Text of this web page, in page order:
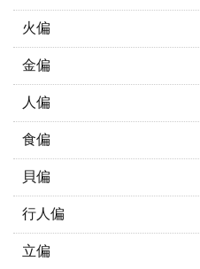
火偏
金偏
人偏
食偏
貝偏
行人偏
立偏